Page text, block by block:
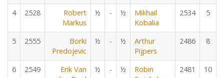
4 2528
Robert
Markus
½ - ½
Mikhail
Kobalia
2534 5
5 2555
Borki
Predojevic
½ - ½
Arthur
Pijpers
2486 8
6 2549
Erik Van
½ - ½
Robin
2481 10